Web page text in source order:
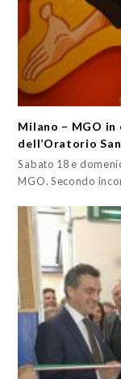
Milano – MGO in
dell’Oratorio
Sabato 18 e
MGO. Secondo